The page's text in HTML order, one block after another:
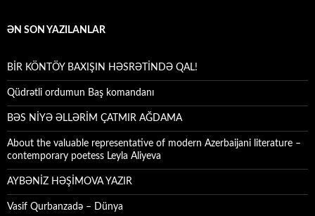
ƏN SON YAZILANLAR
BİR KÖNTÖY BAXIŞIN HƏSRƏTİNDƏ QAL!
Qüdrətli ordumun Baş komandanı
BƏS NİYƏ ƏLLƏRİM ÇATMIR AĞDAMA
About the valuable representative of modern Azerbaijani literature –
contemporary poetess Leyla Aliyeva
AYBƏNİZ HƏŞİMOVA YAZIR
Vasif Qurbanzadə – Dünya